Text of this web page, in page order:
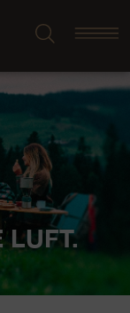
LUFT.